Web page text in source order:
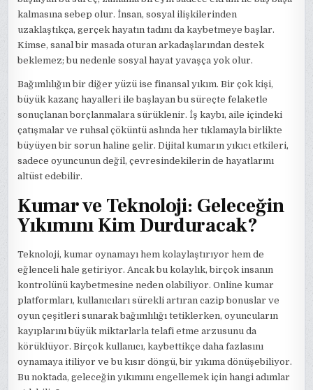
kalmasına sebep olur. İnsan, sosyal ilişkilerinden
uzaklaştıkça, gerçek hayatın tadını da kaybetmeye başlar.
Kimse, sanal bir masada oturan arkadaşlarından destek
beklemez; bu nedenle sosyal hayat yavaşça yok olur.
Bağımlılığın bir diğer yüzü ise finansal yıkım. Bir çok kişi,
büyük kazanç hayalleri ile başlayan bu süreçte felaketle
sonuçlanan borçlanmalara sürüklenir. İş kaybı, aile içindeki
çatışmalar ve ruhsal çöküntü aslında her tıklamayla birlikte
büyüyen bir sorun haline gelir. Dijital kumarın yıkıcı etkileri,
sadece oyuncunun değil, çevresindekilerin de hayatlarını
altüst edebilir.
Kumar ve Teknoloji: Geleceğin
Yıkımını Kim Durduracak?
Teknoloji, kumar oynamayı hem kolaylaştırıyor hem de
eğlenceli hale getiriyor. Ancak bu kolaylık, birçok insanın
kontrolünü kaybetmesine neden olabiliyor. Online kumar
platformları, kullanıcıları sürekli artıran cazip bonuslar ve
oyun çeşitleri sunarak bağımlılığı tetiklerken, oyuncuların
kayıplarını büyük miktarlarla telafi etme arzusunu da
körüklüyor. Birçok kullanıcı, kaybettikçe daha fazlasını
oynamaya itiliyor ve bu kısır döngü, bir yıkıma dönüşebiliyor.
Bu noktada, geleceğin yıkımını engellemek için hangi adımlar